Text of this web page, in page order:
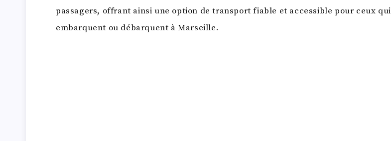
passagers, offrant ainsi une option de transport fiable et accessible pour ceux qui
embarquent ou débarquent à Marseille.